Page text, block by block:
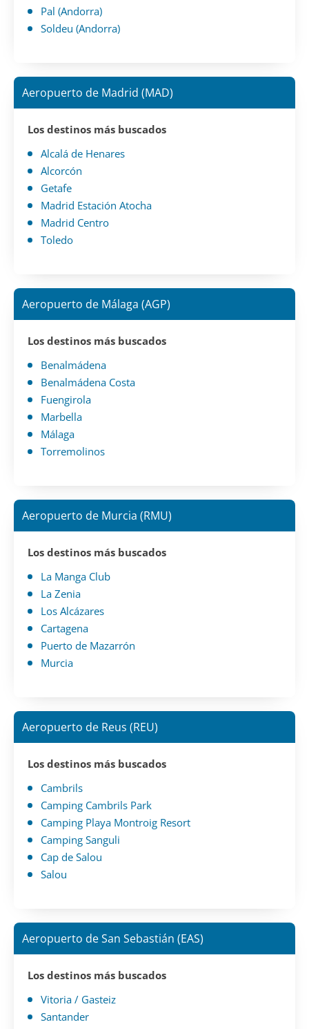
Pal (Andorra)
Soldeu (Andorra)
Aeropuerto de Madrid (MAD)
Los destinos más buscados
Alcalá de Henares
Alcorcón
Getafe
Madrid Estación Atocha
Madrid Centro
Toledo
Aeropuerto de Málaga (AGP)
Los destinos más buscados
Benalmádena
Benalmádena Costa
Fuengirola
Marbella
Málaga
Torremolinos
Aeropuerto de Murcia (RMU)
Los destinos más buscados
La Manga Club
La Zenia
Los Alcázares
Cartagena
Puerto de Mazarrón
Murcia
Aeropuerto de Reus (REU)
Los destinos más buscados
Cambrils
Camping Cambrils Park
Camping Playa Montroig Resort
Camping Sanguli
Cap de Salou
Salou
Aeropuerto de San Sebastián (EAS)
Los destinos más buscados
Vitoria / Gasteiz
Santander